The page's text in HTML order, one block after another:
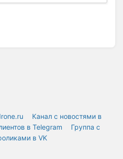
Канал с новостями в
в Telegram
Группа с
в VK